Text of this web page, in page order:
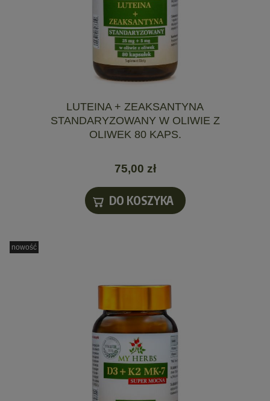
LUTEINA + ZEAKSANTYNA
STANDARYZOWANY W OLIWIE Z
OLIWEK 80 KAPS.
75,00 zł
DO KOSZYKA
nowość